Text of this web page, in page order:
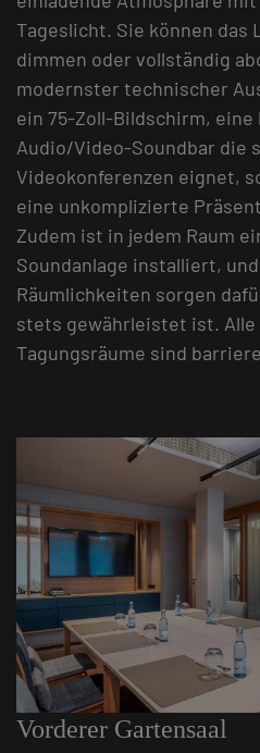
Tageslicht. Sie können das
dimmen oder vollständig
modernster technischer
ein 75-Zoll-Bildschirm,
Audio/Video-Soundbar die
Videokonferenzen eignet,
eine unkomplizierte
Zudem ist in jedem Raum
Soundanlage installiert,
Räumlichkeiten sorgen
stets gewährleistet ist. Alle
Tagungsräume sind
Vorderer Gartensaal